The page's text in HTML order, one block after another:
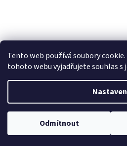
Tento web používá soubory
tohoto webu vyjadřujete souhlas s
Odmítnout
Copyright 2026ZelenáZebra.cz.